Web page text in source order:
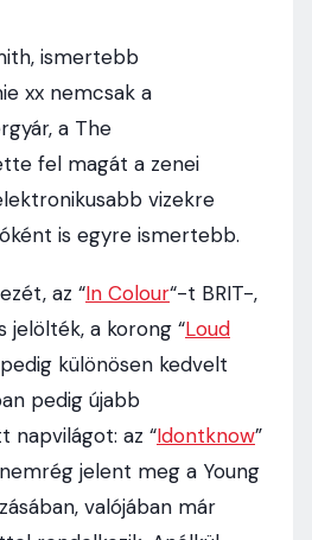
ismertebb
xx nemcsak a
a The
fel magát a zenei
vizekre
is egyre ismertebb.
az “In Colour“-t BRIT-,
jelölték, a korong “Loud
különösen kedvelt
pedig újabb
napvilágot: az “Idontknow”
jelent meg a Young
valójában már